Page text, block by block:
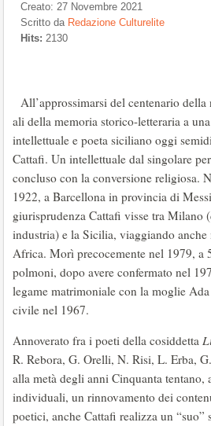
Creato: 27 Novembre 2021
Scritto da Redazione Culturelite
Hits: 2130
All’approssimarsi del centenario
ali della memoria storico-letteraria a
intellettuale e poeta siciliano oggi
Cattafi. Un intellettuale dal singolare
concluso con la conversione religiosa.
1922, a Barcellona in provincia di
giurisprudenza Cattafi visse tra Milano
industria) e la Sicilia, viaggiando
Africa. Morì precocemente nel 1979, a
polmoni, dopo avere confermato nel
legame matrimoniale con la moglie
civile nel 1967.
Annoverato fra i poeti della cosiddetta
R. Rebora, G. Orelli, N. Risi, L. Erba,
alla metà degli anni Cinquanta tentano,
individuali, un rinnovamento dei
poetici, anche Cattafi realizza un “suo”